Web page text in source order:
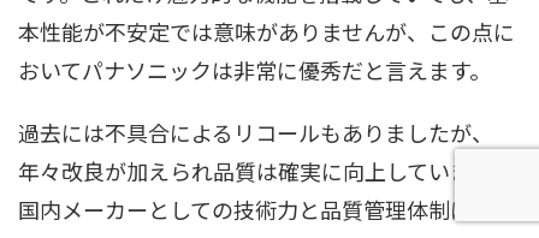
本性能が不安定では意味がありませんが、この点に
おいてパナソニックは非常に優秀だと言えます。
過去には不具合によるリコールもありましたが、
年々改良が加えられ品質は確実に向上しています。
国内メーカーとしての技術力と品質管理体制によ